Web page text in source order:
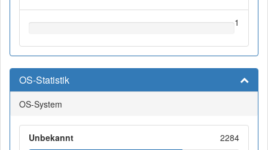
1
OS-Statistik
OS-System
Unbekannt 2284